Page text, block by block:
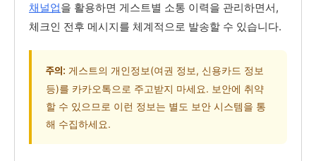
채널업을 활용하면 게스트별 소통 이력을 관리하면서,
체크인 전후 메시지를 체계적으로 발송할 수 있습니다.
주의: 게스트의 개인정보(여권 정보, 신용카드 정보
등)를 카카오톡으로 주고받지 마세요. 보안에 취약
할 수 있으므로 이런 정보는 별도 보안 시스템을 통
해 수집하세요.